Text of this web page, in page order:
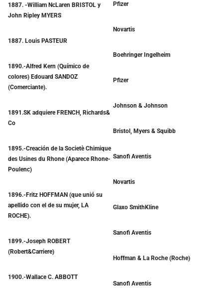
1887. -William NcLaren BRISTOL y
John Ripley MYERS
1887. Louis PASTEUR
1890.-Alfred Kern (Químico de
colores) Edouard SANDOZ
(Comerciante).
1891.SK adquiere FRENCH, Richards&
Co
1895.-Creación de la Societè Chimique
des Usines du Rhone (Aparece Rhone-
Poulenc)
1896.-Fritz HOFFMAN (que unió su
apellido con el de su mujer, LA
ROCHE).
1899.-Joseph ROBERT
(Robert&Carriere)
1900.-Wallace C. ABBOTT
Pfizer
Novartis
Boehringer Ingelheim
Pfizer
Johnson & Johnson
Bristol, Myers & Squibb
Sanofi Aventis
Novartis
Glaxo SmithKline
Sanofi Aventis
Hoffman & La Roche (Roche)
Sanofi Aventis